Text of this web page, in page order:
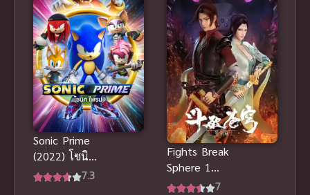
Sonic Prime
(2022) โซนิค
ไพรม์ พากย์7.3
Fights Break
Sphere 1
สัประยุทธ์ทะลุ
7